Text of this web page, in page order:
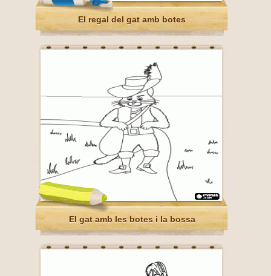
El regal del gat amb botes
El gat amb les botes i la bossa